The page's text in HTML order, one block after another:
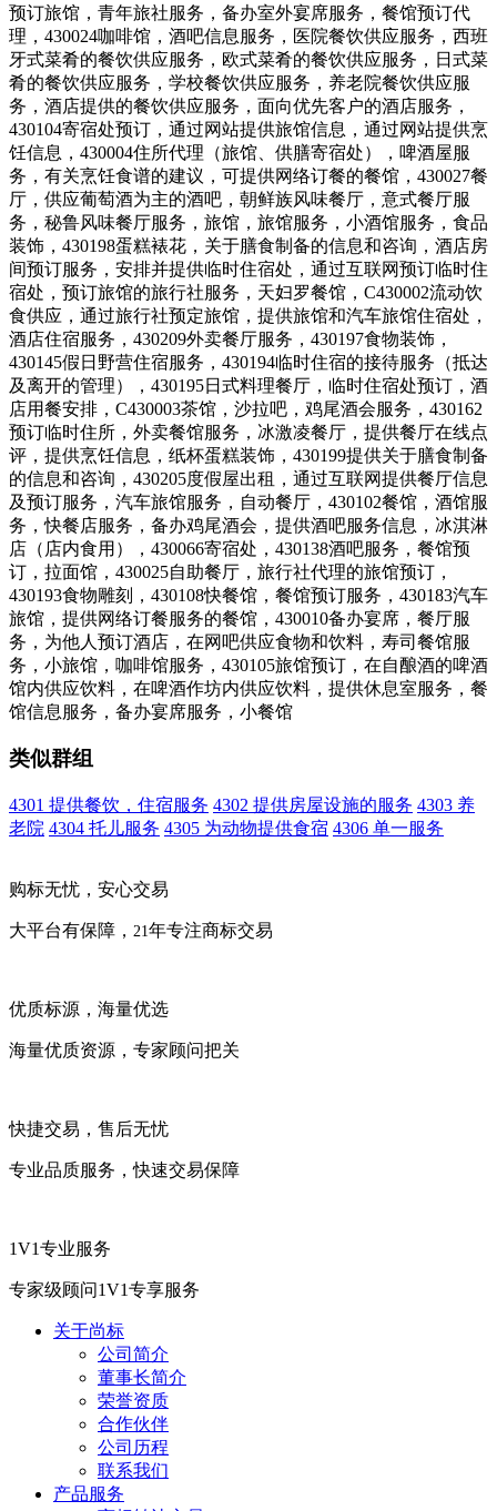
预订旅馆，青年旅社服务，备办室外宴席服务，餐馆预订代
理，430024咖啡馆，酒吧信息服务，医院餐饮供应服务，西班
牙式菜肴的餐饮供应服务，欧式菜肴的餐饮供应服务，日式菜
肴的餐饮供应服务，学校餐饮供应服务，养老院餐饮供应服
务，酒店提供的餐饮供应服务，面向优先客户的酒店服务，
430104寄宿处预订，通过网站提供旅馆信息，通过网站提供烹
饪信息，430004住所代理（旅馆、供膳寄宿处），啤酒屋服
务，有关烹饪食谱的建议，可提供网络订餐的餐馆，430027餐
厅，供应葡萄酒为主的酒吧，朝鲜族风味餐厅，意式餐厅服
务，秘鲁风味餐厅服务，旅馆，旅馆服务，小酒馆服务，食品
装饰，430198蛋糕裱花，关于膳食制备的信息和咨询，酒店房
间预订服务，安排并提供临时住宿处，通过互联网预订临时住
宿处，预订旅馆的旅行社服务，天妇罗餐馆，C430002流动饮
食供应，通过旅行社预定旅馆，提供旅馆和汽车旅馆住宿处，
酒店住宿服务，430209外卖餐厅服务，430197食物装饰，
430145假日野营住宿服务，430194临时住宿的接待服务（抵达
及离开的管理），430195日式料理餐厅，临时住宿处预订，酒
店用餐安排，C430003茶馆，沙拉吧，鸡尾酒会服务，430162
预订临时住所，外卖餐馆服务，冰激凌餐厅，提供餐厅在线点
评，提供烹饪信息，纸杯蛋糕装饰，430199提供关于膳食制备
的信息和咨询，430205度假屋出租，通过互联网提供餐厅信息
及预订服务，汽车旅馆服务，自动餐厅，430102餐馆，酒馆服
务，快餐店服务，备办鸡尾酒会，提供酒吧服务信息，冰淇淋
店（店内食用），430066寄宿处，430138酒吧服务，餐馆预
订，拉面馆，430025自助餐厅，旅行社代理的旅馆预订，
430193食物雕刻，430108快餐馆，餐馆预订服务，430183汽车
旅馆，提供网络订餐服务的餐馆，430010备办宴席，餐厅服
务，为他人预订酒店，在网吧供应食物和饮料，寿司餐馆服
务，小旅馆，咖啡馆服务，430105旅馆预订，在自酿酒的啤酒
馆内供应饮料，在啤酒作坊内供应饮料，提供休息室服务，餐
馆信息服务，备办宴席服务，小餐馆
类似群组
4301 提供餐饮，住宿服务 4302 提供房屋设施的服务 4303 养
老院 4304 托儿服务 4305 为动物提供食宿 4306 单一服务
购标无忧，安心交易
大平台有保障， 21年专注商标交易
优质标源，海量优选
海量优质资源，专家顾问把关
快捷交易，售后无忧
专业品质服务，快速交易保障
1V1专业服务
专家级顾问1V1专享服务
关于尚标
公司简介
董事长简介
荣誉资质
合作伙伴
公司历程
联系我们
产品服务